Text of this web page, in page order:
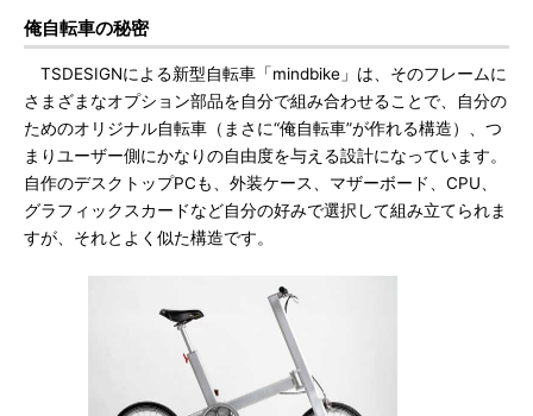
俺自転車の秘密
TSDESIGNによる新型自転車「mindbike」は、そのフレームに
さまざまなオプション部品を自分で組み合わせることで、自分の
ためのオリジナル自転車（まさに“俺自転車”が作れる構造）、つ
まりユーザー側にかなりの自由度を与える設計になっています。
自作のデスクトップPCも、外装ケース、マザーボード、CPU、
グラフィックスカードなど自分の好みで選択して組み立てられま
すが、それとよく似た構造です。